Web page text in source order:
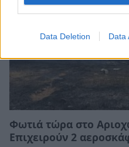
Data Deletion Data
Φωτιά τώρα στο
Επιχειρούν 2